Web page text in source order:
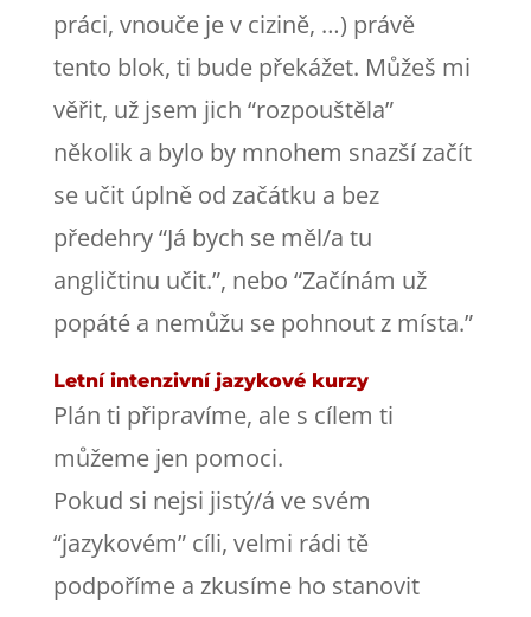
práci, vnouče je v cizině, …) právě
tento blok, ti bude překážet. Můžeš mi
věřit, už jsem jich “rozpouštěla”
několik a bylo by mnohem snazší začít
se učit úplně od začátku a bez
předehry “Já bych se měl/a tu
angličtinu učit.”, nebo “Začínám už
popáté a nemůžu se pohnout z místa.”
Letní intenzivní jazykové kurzy
Plán ti připravíme, ale s cílem ti
můžeme jen pomoci.
Pokud si nejsi jistý/á ve svém
“jazykovém” cíli, velmi rádi tě
podpoříme a zkusíme ho stanovit